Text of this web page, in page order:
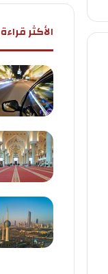
الأكثر قراءة